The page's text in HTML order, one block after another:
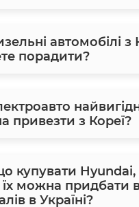
автомобілі з
порадити?
привезти з Кореї?
купувати Hyundai,
можна придбати
в Україні?